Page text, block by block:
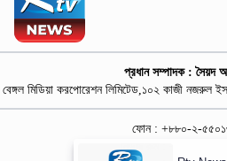
প্রধান সম্পাদক : সৈয়দ
বেঙ্গল মিডিয়া করপোরেশন লিমিটেড,১০২ কাজী নজরুল
ফোন : +৮৮০-২-
নিউজ রুম : +৮৮০-